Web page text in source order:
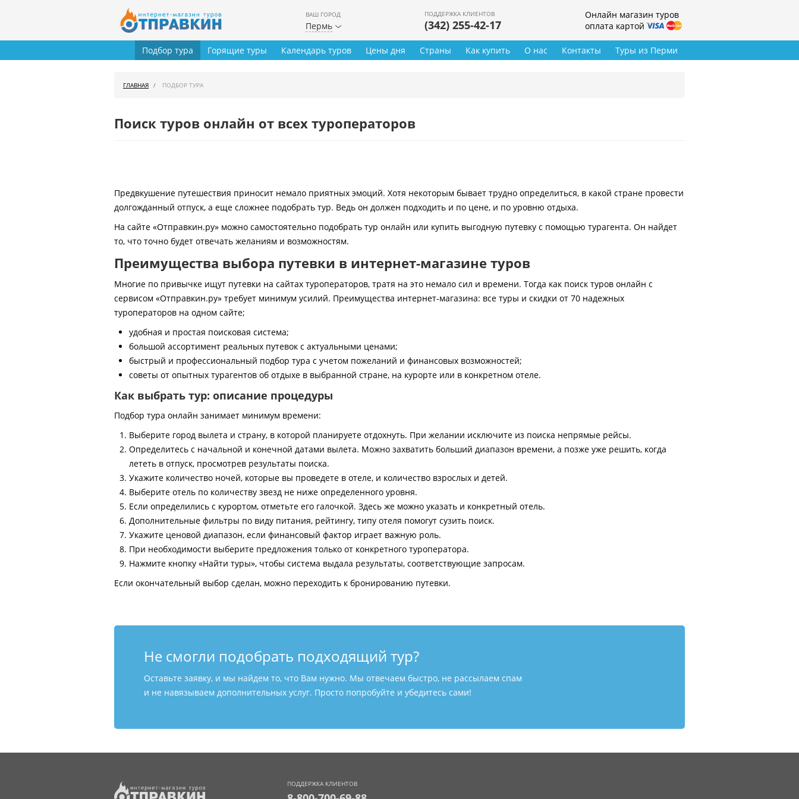
ВАШ ГОРОД
Пермь
ПОДДЕРЖКА КЛИЕНТОВ
(342) 255-42-17
Онлайн магазин туров
оплата картой
Туры из Перми
Подбор тура Горящие туры Календарь туров Цены дня Страны Как купить О нас Контакты
ГЛАВНАЯ ПОДБОР ТУРА
Поиск туров онлайн от всех туроператоров
Предвкушение путешествия приносит немало приятных эмоций. Хотя некоторым бывает трудно определиться, в какой стране провести
долгожданный отпуск, а еще сложнее подобрать тур. Ведь он должен подходить и по цене, и по уровню отдыха.
На сайте «Отправкин.ру» можно самостоятельно подобрать тур онлайн или купить выгодную путевку с помощью турагента. Он найдет
то, что точно будет отвечать желаниям и возможностям.
Преимущества выбора путевки в интернет-магазине туров
Многие по привычке ищут путевки на сайтах туроператоров, тратя на это немало сил и времени. Тогда как поиск туров онлайн с
сервисом «Отправкин.ру» требует минимум усилий. Преимущества интернет-магазина: все туры и скидки от 70 надежных
туроператоров на одном сайте;
удобная и простая поисковая система;
большой ассортимент реальных путевок с актуальными ценами;
быстрый и профессиональный подбор тура с учетом пожеланий и финансовых возможностей;
советы от опытных турагентов об отдыхе в выбранной стране, на курорте или в конкретном отеле.
Как выбрать тур: описание процедуры
Подбор тура онлайн занимает минимум времени:
Выберите город вылета и страну, в которой планируете отдохнуть. При желании исключите из поиска непрямые рейсы.
Определитесь с начальной и конечной датами вылета. Можно захватить больший диапазон времени, а позже уже решить, когда
лететь в отпуск, просмотрев результаты поиска.
Укажите количество ночей, которые вы проведете в отеле, и количество взрослых и детей.
Выберите отель по количеству звезд не ниже определенного уровня.
Если определились с курортом, отметьте его галочкой. Здесь же можно указать и конкретный отель.
Дополнительные фильтры по виду питания, рейтингу, типу отеля помогут сузить поиск.
Укажите ценовой диапазон, если финансовый фактор играет важную роль.
При необходимости выберите предложения только от конкретного туроператора.
Нажмите кнопку «Найти туры», чтобы система выдала результаты, соответствующие запросам.
Если окончательный выбор сделан, можно переходить к бронированию путевки.
Не смогли подобрать подходящий тур?
Оставьте заявку, и мы найдем то, что Вам нужно. Мы отвечаем быстро, не рассылаем спам
и не навязываем дополнительных услуг. Просто попробуйте и убедитесь сами!
ПОДДЕРЖКА КЛИЕНТОВ